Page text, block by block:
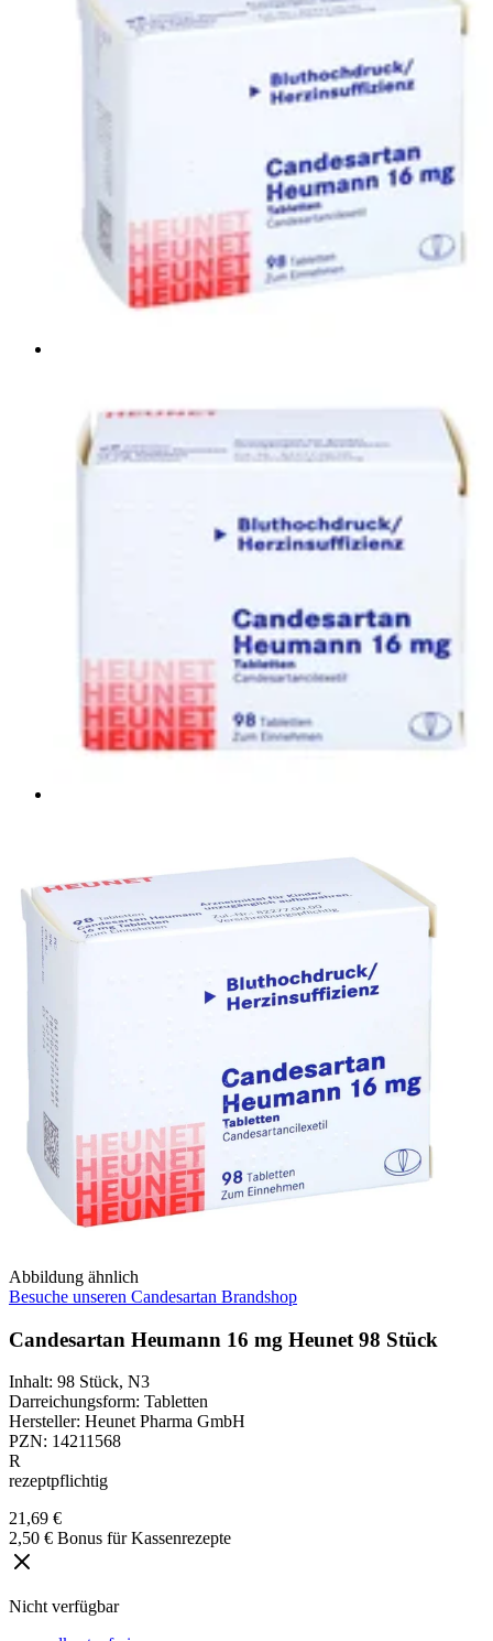
Abbildung ähnlich
Besuche unseren Candesartan Brandshop
Candesartan Heumann 16 mg Heunet 98 Stück
Inhalt: 98 Stück, N3
Darreichungsform: Tabletten
Hersteller: Heunet Pharma GmbH
PZN: 14211568
R
rezeptpflichtig
21,69 €
2,50 € Bonus für Kassenrezepte
Nicht verfügbar